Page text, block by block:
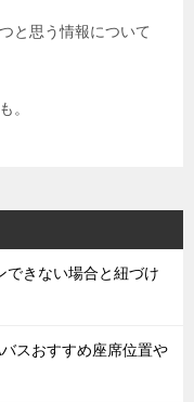
と思う情報について
。
できない場合と紐づけ
スおすすめ座席位置や